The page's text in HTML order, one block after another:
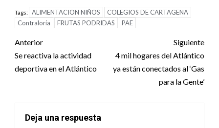
Tags: ALIMENTACION NIÑOS
COLEGIOS DE CARTAGENA
Contraloría
FRUTAS PODRIDAS PAE
Post
navigation
Anterior
Se reactiva la actividad
deportiva en el Atlántico
Siguiente
4 mil hogares del Atlántico
ya están conectados al ‘Gas
para la Gente’
Deja una respuesta